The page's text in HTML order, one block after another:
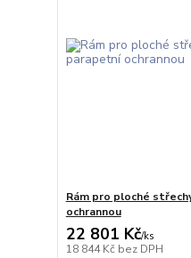
Rám pro ploché
ochrannou
22 801 Kč/ks
18 844 Kč bez DPH